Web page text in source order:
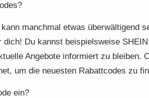
manchmal etwas überwältigend
dich! Du kannst beispielsweise
Angebote informiert zu bleiben.
um die neuesten Rabattcodes zu
ein?